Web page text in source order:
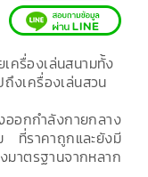
เครื่องเล่นสนามทั้ง
ถึงเครื่องเล่นสวน
อกกำลังกายกลาง
ราคาถูกและยังมี
าตรฐานจากหลาก